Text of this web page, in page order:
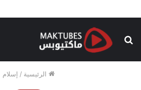
بحث
الرئيسية / إسلام